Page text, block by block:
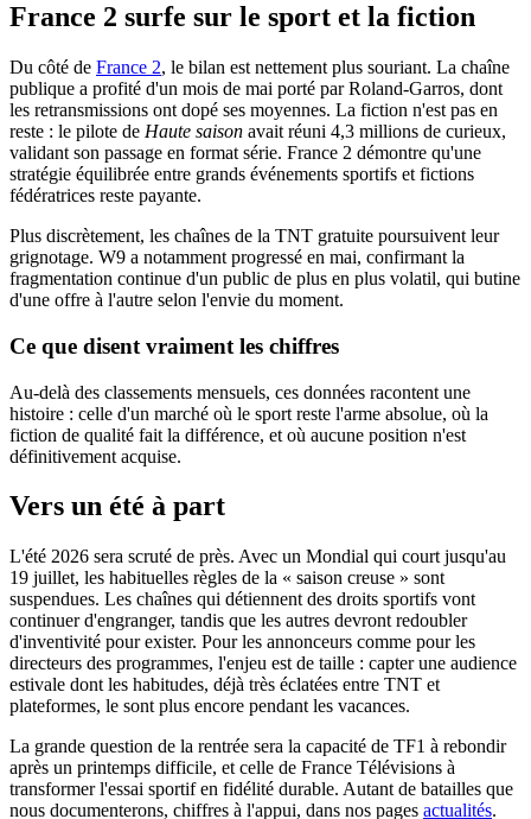
France 2 surfe sur le sport et la fiction
Du côté de France 2, le bilan est nettement plus souriant. La chaîne
publique a profité d'un mois de mai porté par Roland-Garros, dont
les retransmissions ont dopé ses moyennes. La fiction n'est pas en
reste : le pilote de Haute saison avait réuni 4,3 millions de curieux,
validant son passage en format série. France 2 démontre qu'une
stratégie équilibrée entre grands événements sportifs et fictions
fédératrices reste payante.
Plus discrètement, les chaînes de la TNT gratuite poursuivent leur
grignotage. W9 a notamment progressé en mai, confirmant la
fragmentation continue d'un public de plus en plus volatil, qui butine
d'une offre à l'autre selon l'envie du moment.
Ce que disent vraiment les chiffres
Au-delà des classements mensuels, ces données racontent une
histoire : celle d'un marché où le sport reste l'arme absolue, où la
fiction de qualité fait la différence, et où aucune position n'est
définitivement acquise.
Vers un été à part
L'été 2026 sera scruté de près. Avec un Mondial qui court jusqu'au
19 juillet, les habituelles règles de la « saison creuse » sont
suspendues. Les chaînes qui détiennent des droits sportifs vont
continuer d'engranger, tandis que les autres devront redoubler
d'inventivité pour exister. Pour les annonceurs comme pour les
directeurs des programmes, l'enjeu est de taille : capter une audience
estivale dont les habitudes, déjà très éclatées entre TNT et
plateformes, le sont plus encore pendant les vacances.
La grande question de la rentrée sera la capacité de TF1 à rebondir
après un printemps difficile, et celle de France Télévisions à
transformer l'essai sportif en fidélité durable. Autant de batailles que
nous documenterons, chiffres à l'appui, dans nos pages actualités.